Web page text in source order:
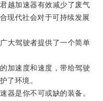
加速器有效减少了废气
现代社会对于可持续发展
驾驶者提供了一个简单
速度和速度，带给驾驶
了环境。
是你不可或缺的装备。